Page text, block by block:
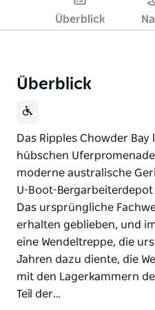
Überblick
Überblick
Das Ripples Chowder
hübschen
moderne australische
U-Boot-
Das ursprüngliche
erhalten geblieben, und
eine Wendeltreppe, die
Jahren dazu diente, die
mit den Lagerkammern
Teil der…